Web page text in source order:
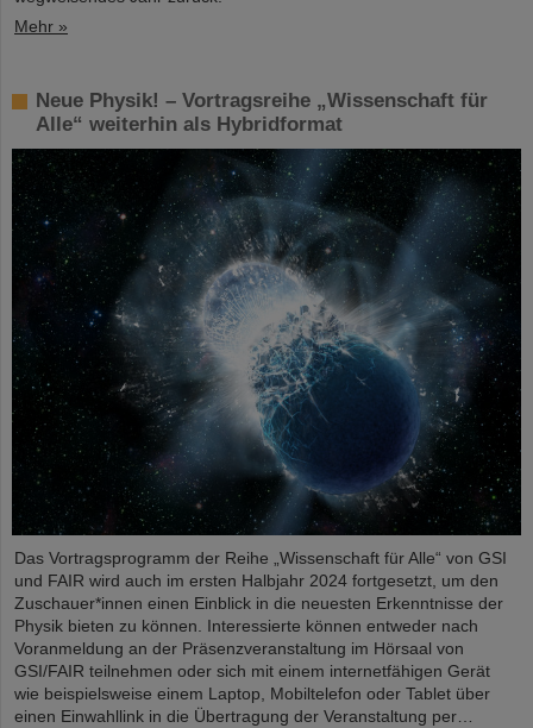
Mehr »
Neue Physik! – Vortragsreihe „Wissenschaft für
Alle“ weiterhin als Hybridformat
Das Vortragsprogramm der Reihe „Wissenschaft für Alle“ von GSI
und FAIR wird auch im ersten Halbjahr 2024 fortgesetzt, um den
Zuschauer*innen einen Einblick in die neuesten Erkenntnisse der
Physik bieten zu können. Interessierte können entweder nach
Voranmeldung an der Präsenzveranstaltung im Hörsaal von
GSI/FAIR teilnehmen oder sich mit einem internetfähigen Gerät
wie beispielsweise einem Laptop, Mobiltelefon oder Tablet über
einen Einwahllink in die Übertragung der Veranstaltung per…